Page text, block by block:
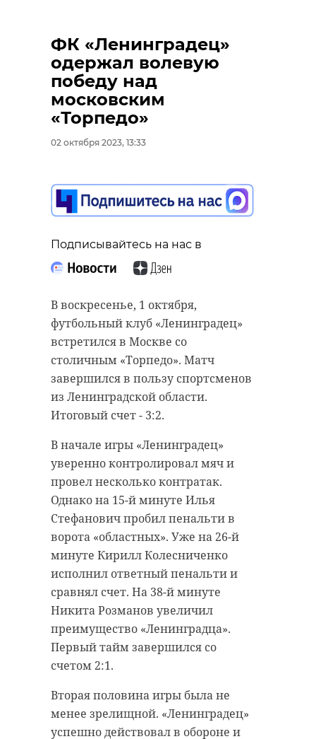
ФК «Ленинградец»
одержал волевую
победу над
московским
«Торпедо»
02 октября 2023, 13:33
Подписывайтесь на нас в
В воскресенье, 1 октября,
футбольный клуб «Ленинградец»
встретился в Москве со
столичным «Торпедо». Матч
завершился в пользу спортсменов
из Ленинградской области.
Итоговый счет - 3:2.
В начале игры «Ленинградец»
уверенно контролировал мяч и
провел несколько контратак.
Однако на 15-й минуте Илья
Стефанович пробил пенальти в
ворота «областных». Уже на 26-й
минуте Кирилл Колесниченко
исполнил ответный пенальти и
сравнял счет. На 38-й минуте
Никита Розманов увеличил
преимущество «Ленинградца».
Первый тайм завершился со
счетом 2:1.
Вторая половина игры была не
менее зрелищной. «Ленинградец»
успешно действовал в обороне и